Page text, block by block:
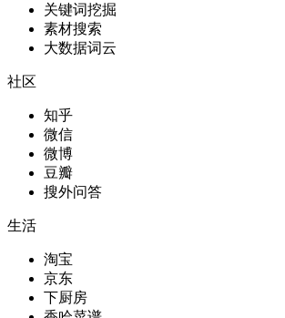
关键词挖掘
素材搜索
大数据词云
社区
知乎
微信
微博
豆瓣
搜外问答
生活
淘宝
京东
下厨房